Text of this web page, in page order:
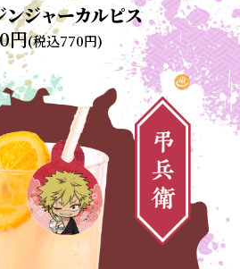
ンジャーカルピス
円(税込770円)